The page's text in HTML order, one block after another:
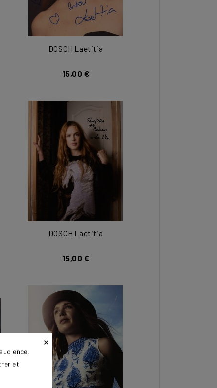
DOSCH Laetitia
15,00 €
DOSCH Laetitia
15,00 €
×
et